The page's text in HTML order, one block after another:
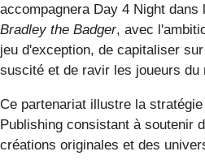
accompagnera Day 4 Night dans
Bradley the Badger, avec
jeu d'exception, de capitaliser
suscité et de ravir les joueurs du
Ce partenariat illustre la
Publishing consistant à soutenir
créations originales et des